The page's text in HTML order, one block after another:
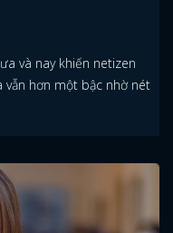
và nay khiến netizen
vẫn hơn một bậc nhờ nét